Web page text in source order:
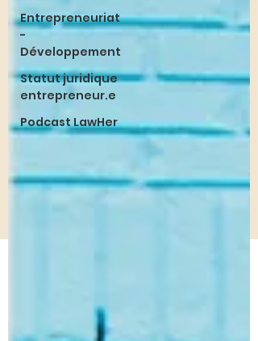
Entrepreneuriat
-
Développement
Statut juridique
entrepreneur.e
Podcast LawHer